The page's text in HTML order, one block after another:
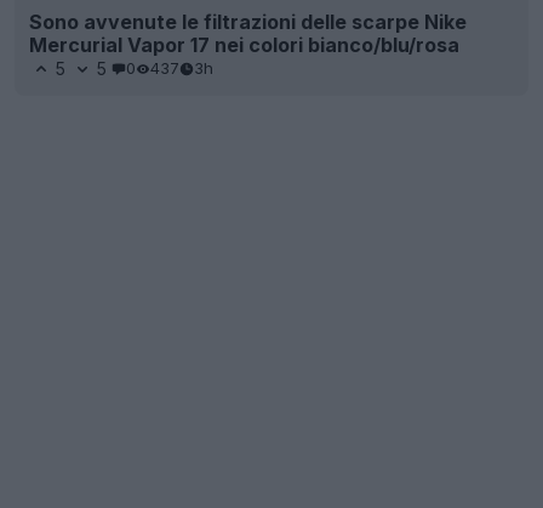
Sono avvenute le filtrazioni delle scarpe Nike
Mercurial Vapor 17 nei colori bianco/blu/rosa
5 5 0 437 3h